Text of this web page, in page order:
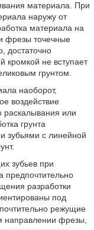
материала. При
наружу от
материала на
фрезы точечные
достаточно
кромкой не вступает
грунтом.
наоборот,
воздействие
раскалывания или
грунта
зубьями с линейной
зубьев при
предпочтительно
разработки
под
режущие
направлении фрезы,